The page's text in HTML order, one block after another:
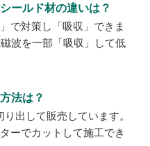
ールド材の違いは？
で対策し「吸収」できま
波を一部「吸収」して低
法は？
出して販売しています。
ーでカットして施工でき